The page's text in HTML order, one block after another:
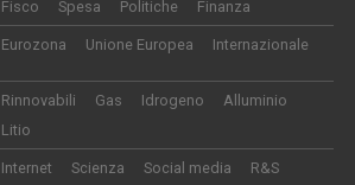
Fisco Spesa Politiche Finanza
Eurozona Unione Europea Internazionale
Rinnovabili Gas Idrogeno
Alluminio
Litio
Internet Scienza Social media R&S